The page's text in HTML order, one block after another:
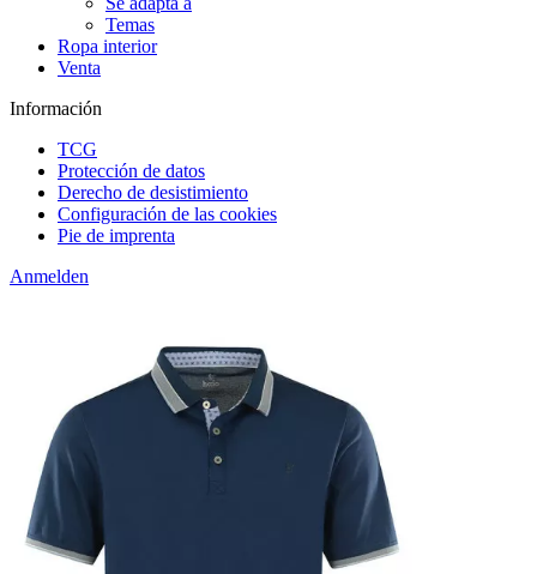
Temas
Ropa interior
Venta
Información
TCG
Protección de datos
Derecho de desistimiento
Configuración de las cookies
Pie de imprenta
Anmelden